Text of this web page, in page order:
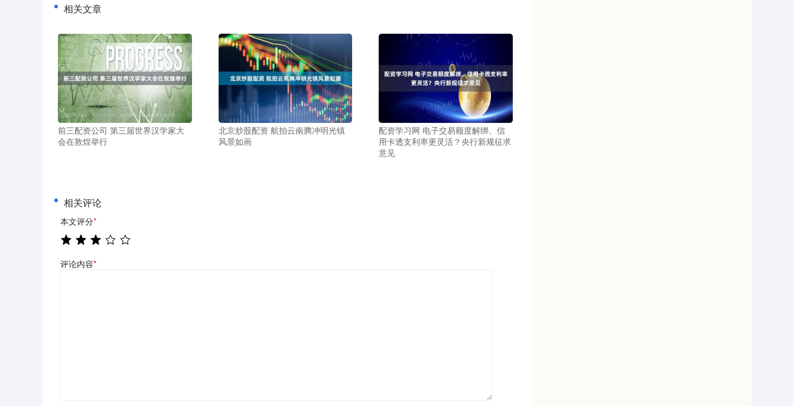
相关文章
前三配资公司 第三届世界汉学家大
会在敦煌举行
北京炒股配资 航拍云南腾冲明光镇
风景如画
配资学习网 电子交易额度解绑、信
用卡透支利率更灵活？央行新规征求
意见
相关评论
本文评分*
评论内容*